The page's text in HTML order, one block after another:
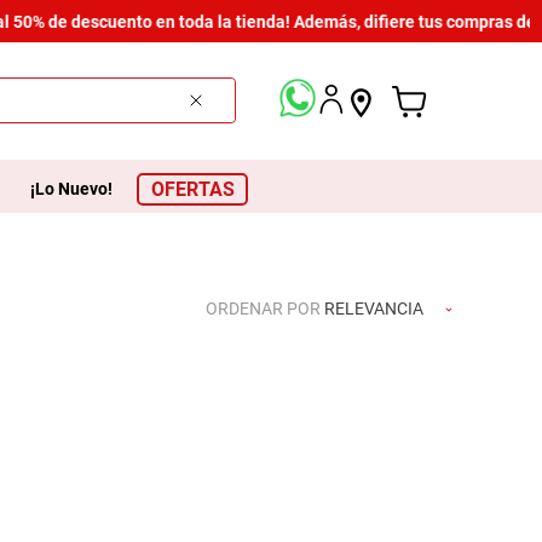
50% de descuento en toda la tienda! Además, difiere tus compras
¡Lo Nuevo! OFERTAS
ORDENAR POR RELEVANCIA